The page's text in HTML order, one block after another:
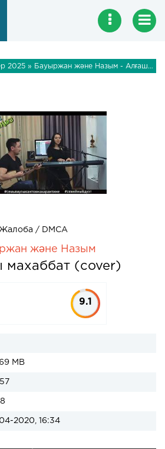
2025 » Бауыржан және Назым - Алғашқы махаббат (cover)
Жалоба / DMCA
және Назым
махаббат (cover)
9.1
MB
2020, 16:34